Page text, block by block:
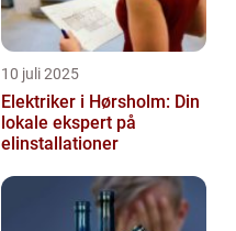
10 juli 2025
Elektriker i Hørsholm: Din
lokale ekspert på
elinstallationer